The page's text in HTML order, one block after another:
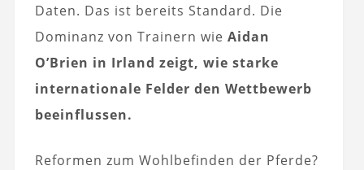
Daten. Das ist bereits Standard. Die
Dominanz von Trainern wie Aidan
O’Brien in Irland zeigt, wie starke
internationale Felder den Wettbewerb
beeinflussen.
Reformen zum Wohlbefinden der Pferde?